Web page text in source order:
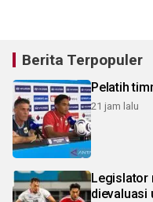
Berita Terpopuler
Pelatih
21 jam lalu
Legislator
dievaluasi